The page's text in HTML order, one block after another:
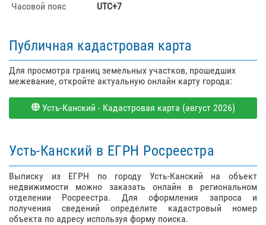
Часовой пояс
UTC+7
Публичная кадастровая карта
Для просмотра границ земельных участков, прошедших
межевание, откройте актуальную онлайн карту города:
Усть-Канский - Кадастровая карта (август 2026)
Усть-Канский в ЕГРН Росреестра
Выписку из ЕГРН по городу Усть-Канский на объект
недвижимости можно заказать онлайн в региональном
отделении Росреестра. Для оформления запроса и
получения сведений определите кадастровый номер
объекта по адресу используя форму поиска.